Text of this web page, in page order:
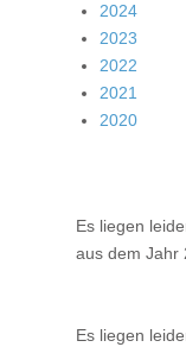
2024
2023
2022
2021
2020
Es liegen
aus dem Jahr
Es liegen